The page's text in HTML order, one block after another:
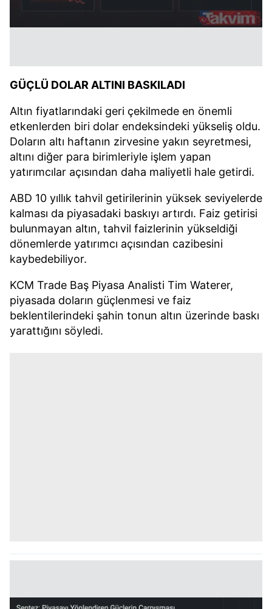
GÜÇLÜ DOLAR ALTINI BASKILADI
Altın fiyatlarındaki geri çekilmede en önemli
etkenlerden biri dolar endeksindeki yükseliş oldu.
Doların altı haftanın zirvesine yakın seyretmesi,
altını diğer para birimleriyle işlem yapan
yatırımcılar açısından daha maliyetli hale getirdi.
ABD 10 yıllık tahvil getirilerinin yüksek seviyelerde
kalması da piyasadaki baskıyı artırdı. Faiz getirisi
bulunmayan altın, tahvil faizlerinin yükseldiği
dönemlerde yatırımcı açısından cazibesini
kaybedebiliyor.
KCM Trade Baş Piyasa Analisti Tim Waterer,
piyasada doların güçlenmesi ve faiz
beklentilerindeki şahin tonun altın üzerinde baskı
yarattığını söyledi.